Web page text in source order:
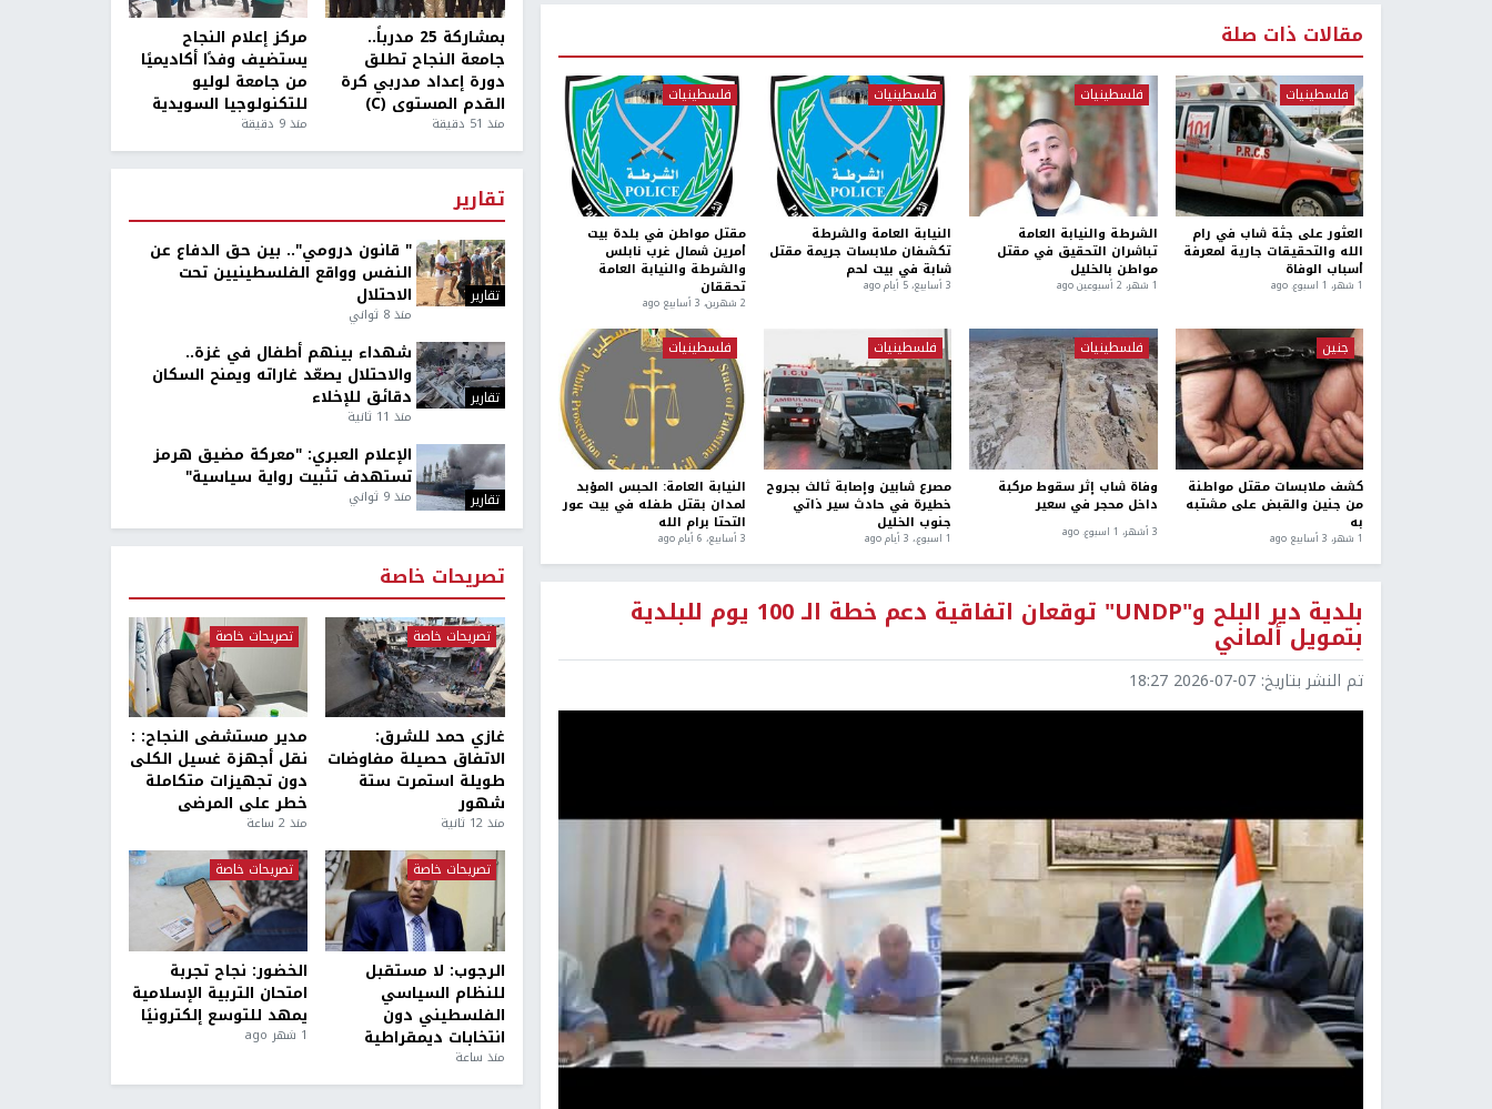
مقالات ذات صلة
فلسطينيات
العثور على جثة شاب في رام
الله والتحقيقات جارية لمعرفة
أسباب الوفاة
1 شهر، 1 اسبوع. ago
فلسطينيات
الشرطة والنيابة العامة
تباشران التحقيق في مقتل
مواطن بالخليل
1 شهر، 2 أسبوعين ago
فلسطينيات
النيابة العامة والشرطة
تكشفان ملابسات جريمة مقتل
شابة في بيت لحم
3 أسابيع، 5 أيام ago
فلسطينيات
مقتل مواطن في بلدة بيت
أمرين شمال غرب نابلس
والشرطة والنيابة العامة
تحققان
2 شهرين، 3 أسابيع ago
جنين
كشف ملابسات مقتل مواطنة
من جنين والقبض على مشتبه
به
1 شهر، 3 أسابيع ago
فلسطينيات
وفاة شاب إثر سقوط مركبة
داخل محجر في سعير
3 أشهر، 1 اسبوع. ago
فلسطينيات
مصرع شابين وإصابة ثالث بجروح
خطيرة في حادث سير ذاتي
جنوب الخليل
1 اسبوع.، 3 أيام ago
فلسطينيات
النيابة العامة: الحبس المؤبد
لمدان بقتل طفله في بيت عور
التحتا برام الله
3 أسابيع، 6 أيام ago
بلدية دير البلح و"UNDP" توقعان اتفاقية دعم خطة الـ 100 يوم للبلدية
بتمويل ألماني
تم النشر بتاريخ: 2026-07-07 18:27
بمشاركة 25 مدرباً..
جامعة النجاح تطلق
دورة إعداد مدربي كرة
القدم المستوى (C)
منذ 51 دقيقة
مركز إعلام النجاح
يستضيف وفدًا أكاديميًا
من جامعة لوليو
للتكنولوجيا السويدية
منذ 9 دقيقة
تقارير
تقارير
" قانون درومي".. بين حق الدفاع عن
النفس وواقع الفلسطينيين تحت
الاحتلال
منذ 8 ثواني
تقارير
شهداء بينهم أطفال في غزة..
والاحتلال يصعّد غاراته ويمنح السكان
دقائق للإخلاء
منذ 11 ثانية
تقارير
الإعلام العبري: "معركة مضيق هرمز
تستهدف تثبيت رواية سياسية"
منذ 9 ثواني
تصريحات خاصة
تصريحات خاصة
غازي حمد للشرق:
الاتفاق حصيلة مفاوضات
طويلة استمرت ستة
شهور
منذ 12 ثانية
تصريحات خاصة
مدير مستشفى النجاح: :
نقل أجهزة غسيل الكلى
دون تجهيزات متكاملة
خطر على المرضى
منذ 2 ساعة
تصريحات خاصة
الرجوب: لا مستقبل
للنظام السياسي
الفلسطيني دون
انتخابات ديمقراطية
منذ ساعة
تصريحات خاصة
الخضور: نجاح تجربة
امتحان التربية الإسلامية
يمهد للتوسع إلكترونيًا
1 شهر ago